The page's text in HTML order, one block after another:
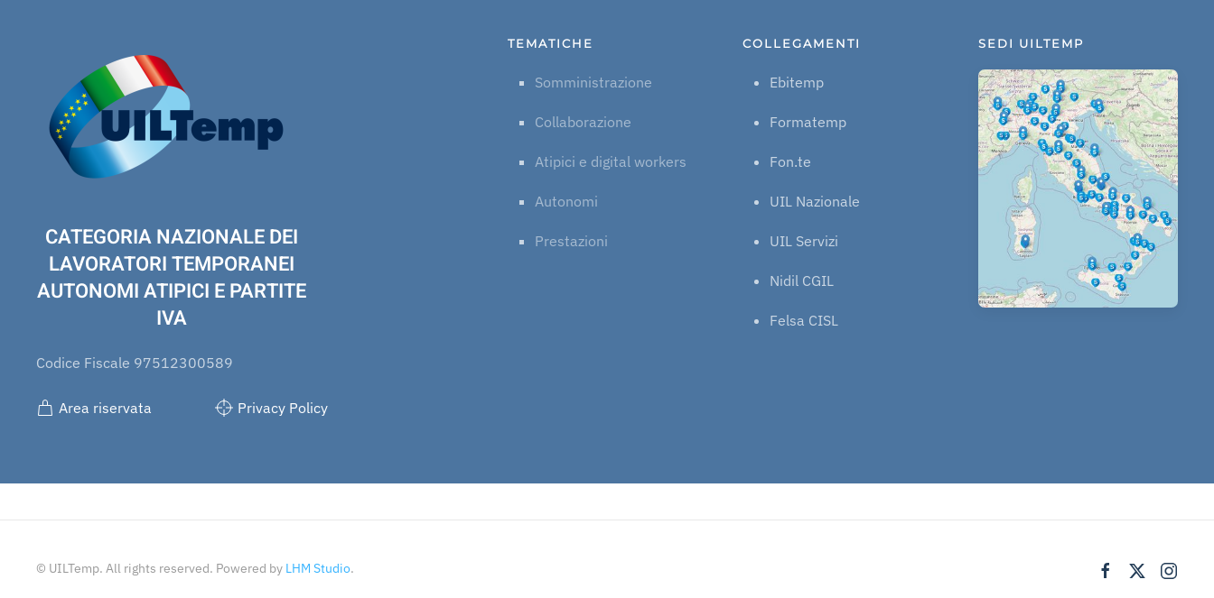
CATEGORIA NAZIONALE DEI
LAVORATORI TEMPORANEI
AUTONOMI ATIPICI E PARTITE
IVA
Codice Fiscale 97512300589
Area riservata Privacy Policy
TEMATICHE
Somministrazione
Collaborazione
Atipici e digital workers
Autonomi
Prestazioni
COLLEGAMENTI
Ebitemp
Formatemp
Fon.te
UIL Nazionale
UIL Servizi
Nidil CGIL
Felsa CISL
SEDI UILTEMP
© UILTemp. All rights reserved. Powered by LHM Studio.